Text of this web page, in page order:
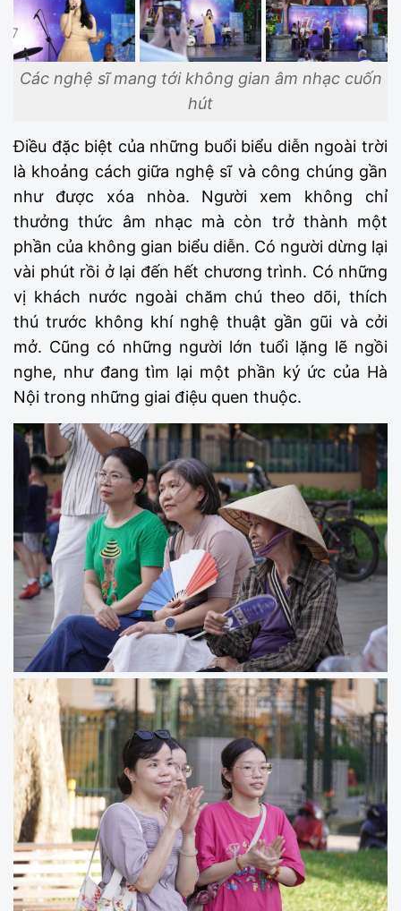
Các nghệ sĩ mang tới không gian âm nhạc cuốn
hút
Điều đặc biệt của những buổi biểu diễn ngoài trời
là khoảng cách giữa nghệ sĩ và công chúng gần
như được xóa nhòa. Người xem không chỉ
thưởng thức âm nhạc mà còn trở thành một
phần của không gian biểu diễn. Có người dừng lại
vài phút rồi ở lại đến hết chương trình. Có những
vị khách nước ngoài chăm chú theo dõi, thích
thú trước không khí nghệ thuật gần gũi và cởi
mở. Cũng có những người lớn tuổi lặng lẽ ngồi
nghe, như đang tìm lại một phần ký ức của Hà
Nội trong những giai điệu quen thuộc.